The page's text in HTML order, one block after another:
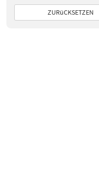
ZURüCKSETZEN